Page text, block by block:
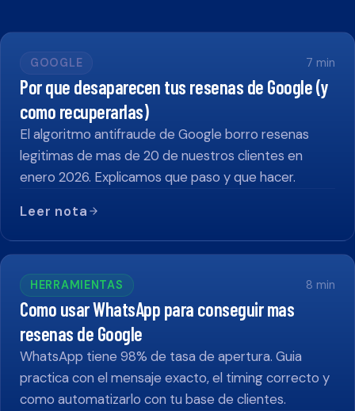
GOOGLE 7 min
Por que desaparecen tus resenas de Google (y
como recuperarlas)
El algoritmo antifraude de Google borro resenas
legitimas de mas de 20 de nuestros clientes en
enero 2026. Explicamos que paso y que hacer.
Leer nota
HERRAMIENTAS 8 min
Como usar WhatsApp para conseguir mas
resenas de Google
WhatsApp tiene 98% de tasa de apertura. Guia
practica con el mensaje exacto, el timing correcto y
como automatizarlo con tu base de clientes.